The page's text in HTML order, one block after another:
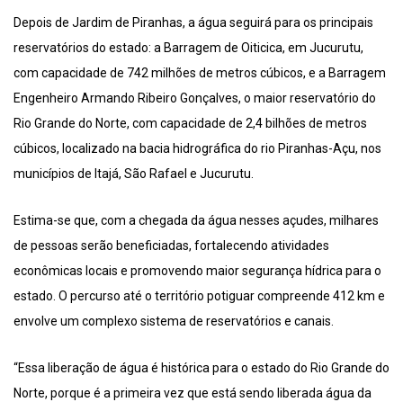
Depois de Jardim de Piranhas, a água seguirá para os principais
reservatórios do estado: a Barragem de Oiticica, em Jucurutu,
com capacidade de 742 milhões de metros cúbicos, e a Barragem
Engenheiro Armando Ribeiro Gonçalves, o maior reservatório do
Rio Grande do Norte, com capacidade de 2,4 bilhões de metros
cúbicos, localizado na bacia hidrográfica do rio Piranhas-Açu, nos
municípios de Itajá, São Rafael e Jucurutu.
Estima-se que, com a chegada da água nesses açudes, milhares
de pessoas serão beneficiadas, fortalecendo atividades
econômicas locais e promovendo maior segurança hídrica para o
estado. O percurso até o território potiguar compreende 412 km e
envolve um complexo sistema de reservatórios e canais.
“Essa liberação de água é histórica para o estado do Rio Grande do
Norte, porque é a primeira vez que está sendo liberada água da